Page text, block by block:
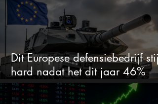
Dit Europese defensiebedrijf
hard nadat het dit jaar 46%
daalde: mooie koopkans?